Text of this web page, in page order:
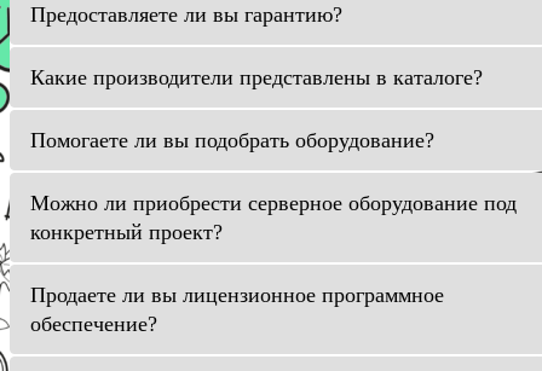
Предоставляете ли вы гарантию?
Какие производители представлены в каталоге?
Помогаете ли вы подобрать оборудование?
Можно ли приобрести серверное оборудование под
конкретный проект?
Продаете ли вы лицензионное программное
обеспечение?